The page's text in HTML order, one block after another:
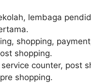
lembaga
shopping,
shopping.
counter, post
shopping.